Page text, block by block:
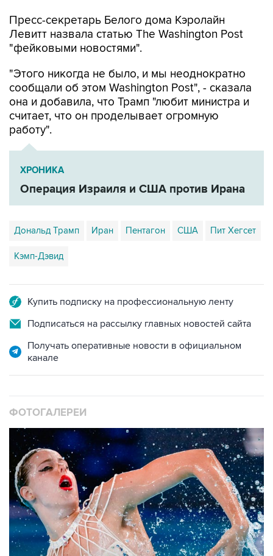
Пресс-секретарь Белого дома Кэролайн
Левитт назвала статью The Washington Post
"фейковыми новостями".
"Этого никогда не было, и мы неоднократно
сообщали об этом Washington Post", - сказала
она и добавила, что Трамп "любит министра и
считает, что он проделывает огромную
работу".
ХРОНИКА
Операция Израиля и США против Ирана
Дональд Трамп Иран Пентагон США Пит Хегсет
Кэмп-Дэвид
Купить подписку на профессиональную ленту
Подписаться на рассылку главных новостей сайта
Получать оперативные новости в официальном
канале
ФОТОГАЛЕРЕИ